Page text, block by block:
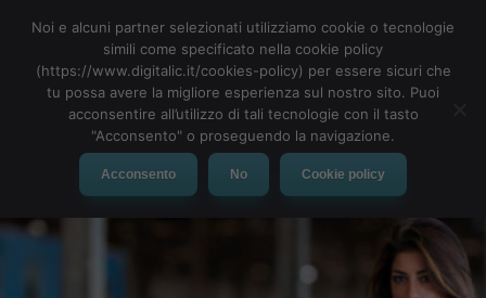
MENU
Noi e alcuni partner selezionati utilizziamo cookie o tecnologie
simili come specificato nella cookie policy
(https://www.digitalic.it/cookies-policy) per essere sicuri che
tu possa avere la migliore esperienza sul nostro sito. Puoi
acconsentire all’utilizzo di tali tecnologie con il tasto
"Acconsento" o proseguendo la navigazione.
Acconsento No Cookie policy